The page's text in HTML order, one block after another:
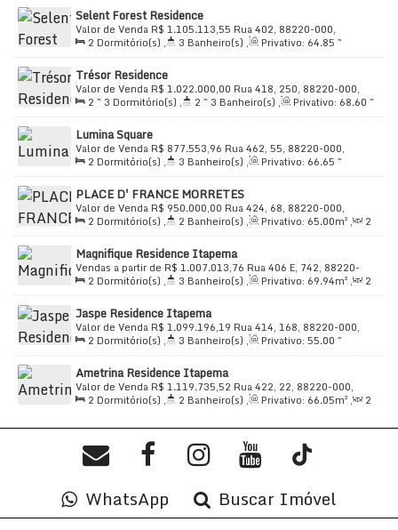
Playground
Salão de Festas
Salão de Jogos
📍Endereço privilegiado:Rua 414 – Morretes,
Itapema/SC Próximo a açougues, bancos e da principal
avenida da cidade.
Selent Forest Residence
R$ 1.105.113,55
Valor de Venda
Rua 402, 88220-000,
Morretes, Itapema, Santa Catarina, Brasil
2 Dormitório(s) , 3 Banheiro(s) , Privativo: 64.85 ~
69.70m² , 2Sala(s), 2 Suíte(s), Total: 64.85m² ,
1
Vaga(s) , Útil:64.85
Trésor Residence
R$ 1.022.000,00
Valor de Venda
Rua 418, 250, 88220-000,
Morretes, Itapema, Santa Catarina, Brasil
2 ~ 3 Dormitório(s) , 2 ~ 3 Banheiro(s) , Privativo: 68.60 ~
70.00m² , 2Sala(s), 1 ~ 2 Suíte(s), Total: 70.00m² ,
1
Vaga(s), Útil:70
Lumina Square
R$ 877.553,96
Valor de Venda
Rua 462, 55, 88220-000,
Morretes, Itapema, Santa Catarina, Brasil
2 Dormitório(s) , 3 Banheiro(s) , Privativo: 66.65 ~
70.00m² , 2Sala(s), 2 Suíte(s), Total: 70.00m² ,
1
Vaga(s)
Útil:70.00 m²
PLACE D' FRANCE MORRETES
R$ 950.000,00
Valor de Venda
Rua 424, 68, 88220-000,
Morretes, Itapema, Santa Catarina, Brasil
2 Dormitório(s) , 2 Banheiro(s) , Privativo: 65.00m² ,
2
Sala(s) , 1Suíte(s) , Total:88.00m², 1 Vaga(s), 550m
Distância do Mar, Útil: 65.00m²
Magnifique Residence Itapema
R$ 1.007.013,76
Vendas a partir de
Rua 406 E, 742, 88220-
000, Morretes, Itapema, Santa Catarina, Brasil
2 Dormitório(s) , 3 Banheiro(s) , Privativo: 69.94m² ,
2
Sala(s) , 2Suíte(s) , Total:69.94m², 1 Vaga(s),
Útil:
69.94m²
Jaspe Residence Itapema
R$ 1.099.196,19
Valor de Venda
Rua 414, 168, 88220-000,
Morretes, Itapema, Santa Catarina, Brasil
2 Dormitório(s) , 3 Banheiro(s) , Privativo: 55.00 ~
67.40m² , 2Sala(s), 2 Suíte(s), Total: 67.40m² ,
1
Vaga(s), 450mDistância do Mar
Ametrina Residence Itapema
R$ 1.119.735,52
Valor de Venda
Rua 422, 22, 88220-000,
Morretes, Itapema, Santa Catarina, Brasil
2 Dormitório(s) , 2 Banheiro(s) , Privativo: 66.05m² ,
2
Distância do Mar, Útil:66.05m²
WhatsApp Buscar Imóvel